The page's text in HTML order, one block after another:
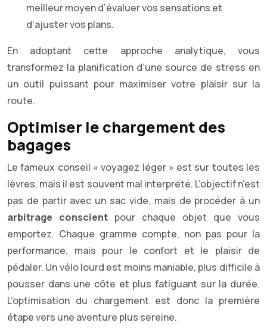
meilleur moyen d’évaluer vos sensations et
d’ajuster vos plans.
En adoptant cette approche analytique, vous
transformez la planification d’une source de stress en
un outil puissant pour maximiser votre plaisir sur la
route.
Optimiser le chargement des
bagages
Le fameux conseil « voyagez léger » est sur toutes les
lèvres, mais il est souvent mal interprété. L’objectif n’est
pas de partir avec un sac vide, mais de procéder à un
arbitrage conscient pour chaque objet que vous
emportez. Chaque gramme compte, non pas pour la
performance, mais pour le confort et le plaisir de
pédaler. Un vélo lourd est moins maniable, plus difficile à
pousser dans une côte et plus fatiguant sur la durée.
L’optimisation du chargement est donc la première
étape vers une aventure plus sereine.